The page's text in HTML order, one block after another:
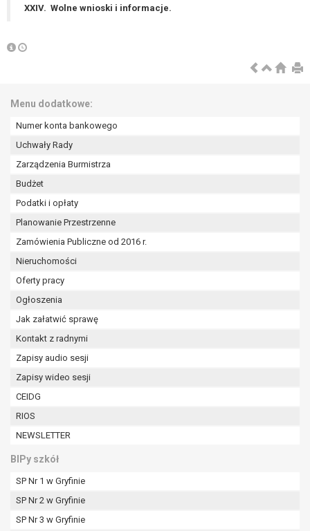
XXIV. Wolne wnioski i informacje.
Menu dodatkowe:
Numer konta bankowego
Uchwały Rady
Zarządzenia Burmistrza
Budżet
Podatki i opłaty
Planowanie Przestrzenne
Zamówienia Publiczne od 2016 r.
Nieruchomości
Oferty pracy
Ogłoszenia
Jak załatwić sprawę
Kontakt z radnymi
Zapisy audio sesji
Zapisy wideo sesji
CEIDG
RIOS
NEWSLETTER
BIPy szkół
SP Nr 1 w Gryfinie
SP Nr 2 w Gryfinie
SP Nr 3 w Gryfinie